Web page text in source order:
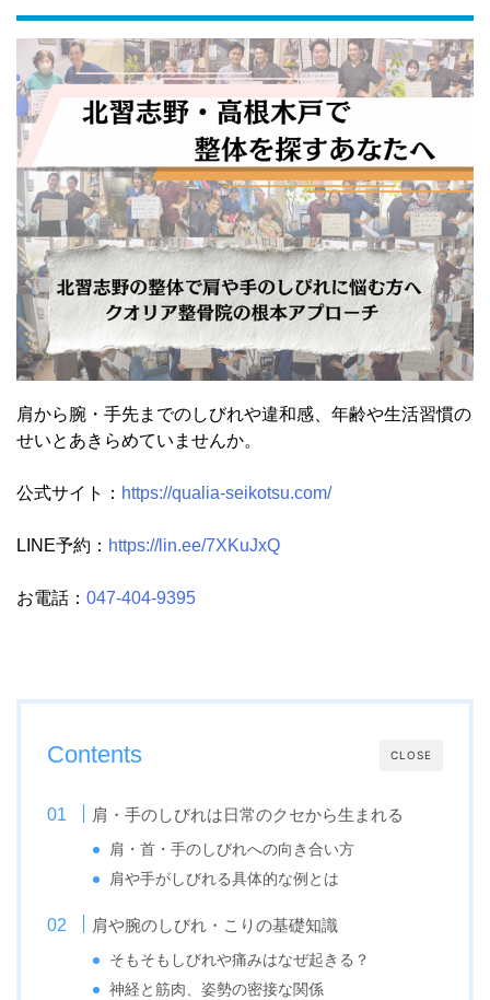
肩から腕・手先までのしびれや違和感、年齢や生活習慣の
せいとあきらめていませんか。
公式サイト： https://qualia-seikotsu.com/
LINE予約： https://lin.ee/7XKuJxQ
お電話： 047-404-9395
CLOSE
Contents
肩・手のしびれは日常のクセから生まれる
肩・首・手のしびれへの向き合い方
肩や手がしびれる具体的な例とは
肩や腕のしびれ・こりの基礎知識
そもそもしびれや痛みはなぜ起きる？
神経と筋肉、姿勢の密接な関係